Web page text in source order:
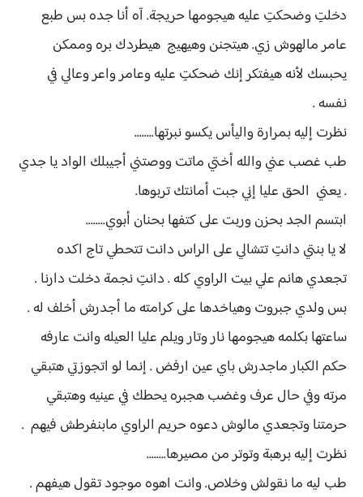
دخلتِ وضحكتِ عليه هيجومها حريجة. آه أنا جده بس طبع
عامر مالهوش زي. هيتجنن وهيهيج هيطردك بره وممكن
يحبسك لأنه هيفتكر إنك ضحكتِ عليه وعامر واعر وعالي في
نفسه .
نظرت إليه بمرارة واليأس يكسو نبرتها........
طب غصب عني والله أختي ماتت ووصتني أجيبلك الواد يا جدي
. يعني الحق عليا إني جبت أمانتك تربوها.
ابتسم الجد بحزن وربت على كتفها بحنان أبوي........
لا يا بنتي دانتِ تتشالي على الراس دانت تتحطي تاج اكده
تجعدي هانم علي بيت الراوي كله . دانتِ نجمة دخلت دارنا .
بس ولدي جبروت وهياخدها على كرامته ما أجدرش أخلف له .
ساعتها بكلمه هيجومها نار وتار ويلم عليا العيله وانت عارفه
حكم الكبار ماجدرش باي عين ارفض . إنما لو اتجوزتي هتبقي
مرته وفي حال عرف وغضب هجبره يحطك في عينيه وهتبقي
حرمتنا وتجعدي مالوش دعوه حريم الراوي مابنفرطش فيهم .
نظرت إليه برهبة وتوتر من مصيرها........
طب ليه ما نقولش وخلاص. وانت اهوه موجود تقول هيفهم .